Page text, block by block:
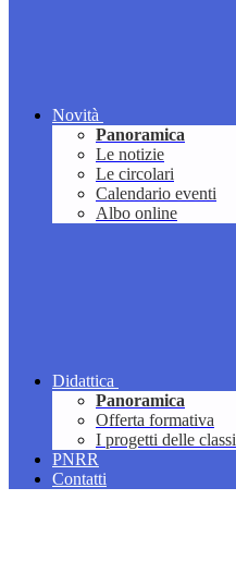
Novità
Panoramica
Le notizie
Le circolari
Calendario eventi
Albo online
Didattica
Panoramica
Offerta formativa
I progetti delle classi
PNRR
Contatti